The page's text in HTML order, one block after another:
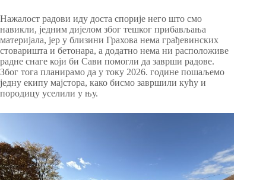
Нажалост радови иду доста спорије него што смо
навикли, једним дијелом због тешког прибављања
материјала, јер у близини Грахова нема грађевинских
стоваришта и бетонара, а додатно нема ни расположиве
радне снаге који би Сави помогли да заврши радове.
Због тога планирамо да у току 2026. године пошаљемо
једну екипу мајстора, како бисмо завршили кућу и
породицу уселили у њу.